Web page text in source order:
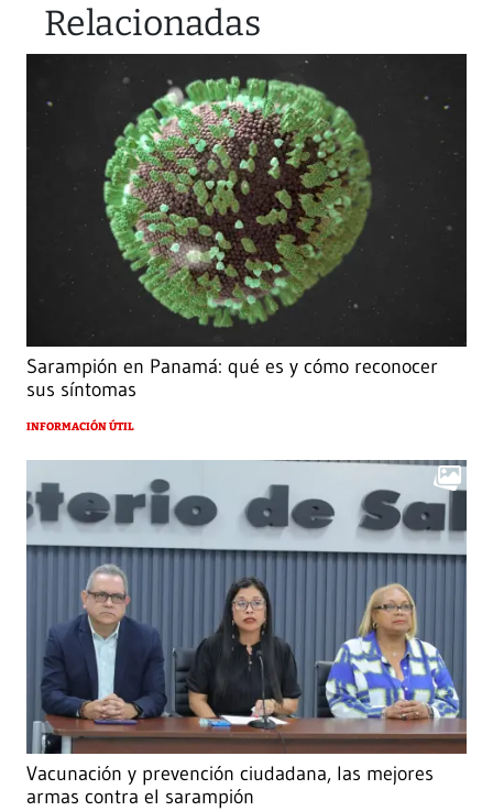
Relacionadas
Sarampión en Panamá: qué es y cómo reconocer
sus síntomas
INFORMACIÓN ÚTIL
Vacunación y prevención ciudadana, las mejores
armas contra el sarampión